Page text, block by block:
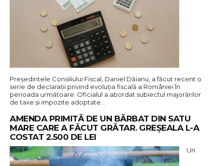
Președintele Consiliului Fiscal, Daniel Dăianu, a făcut recent o
serie de declarații privind evoluția fiscală a României în
perioada următoare. Oficialul a abordat subiectul majorărilor
de taxe și impozite adoptate…
AMENDA PRIMITĂ DE UN BĂRBAT DIN SATU
MARE CARE A FĂCUT GRĂTAR. GREȘEALA L-A
COSTAT 2.500 DE LEI
Un